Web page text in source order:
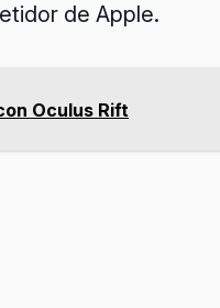
de Apple.
Oculus Rift